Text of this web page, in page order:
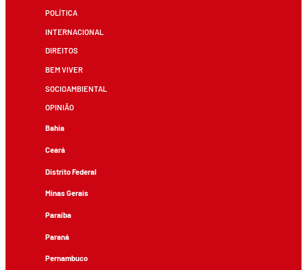
POLÍTICA
INTERNACIONAL
DIREITOS
BEM VIVER
SOCIOAMBIENTAL
OPINIÃO
Bahia
Ceará
Distrito Federal
Minas Gerais
Paraíba
Paraná
Pernambuco